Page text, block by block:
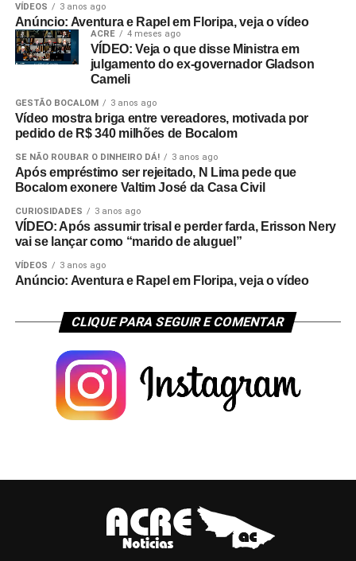
VÍDEOS 3 anos ago
Anúncio: Aventura e Rapel em Floripa, veja o vídeo
ACRE 4 meses ago
VÍDEO: Veja o que disse Ministra em
julgamento do ex-governador Gladson
Cameli
GESTÃO BOCALOM 3 anos ago
Vídeo mostra briga entre vereadores, motivada por
pedido de R$ 340 milhões de Bocalom
SE NÃO ROUBAR O DINHEIRO DÁ! 3 anos ago
Após empréstimo ser rejeitado, N Lima pede que
Bocalom exonere Valtim José da Casa Civil
CURIOSIDADES 3 anos ago
VÍDEO: Após assumir trisal e perder farda, Erisson Nery
vai se lançar como “marido de aluguel”
VÍDEOS 3 anos ago
Anúncio: Aventura e Rapel em Floripa, veja o vídeo
CLIQUE PARA SEGUIR E COMENTAR